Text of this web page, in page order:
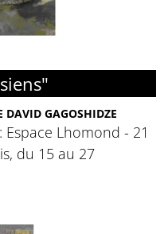
DAVID GAGOSHIDZE
Espace Lhomond - 21
du 15 au 27